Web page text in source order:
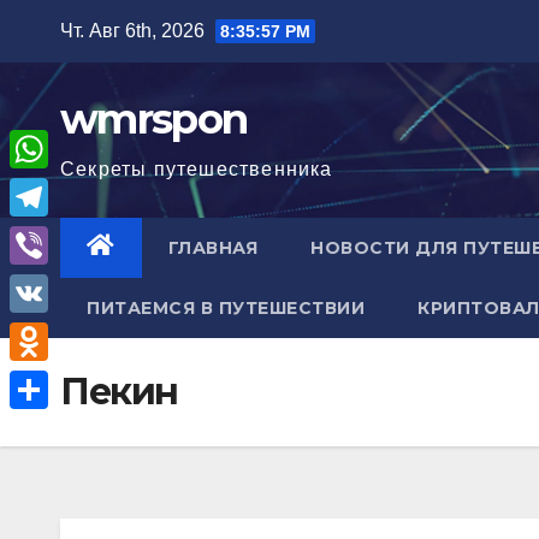
содержимому
Чт. Авг 6th, 2026 8:35:58 PM
wmrspon
Секреты путешественника
ГЛАВНАЯ НОВОСТИ ДЛЯ
ПИТАЕМСЯ В ПУТЕШЕСТВИИ
Пекин
W
h
a
A
T
e
l
e
g
V
i
b
e
V
K
O